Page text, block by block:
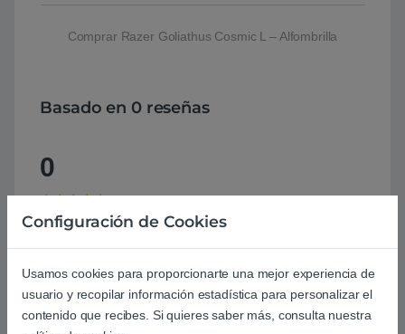
Comprar Razer Goliathus Cosmic L – Alfombrilla
Basado en 0 reseñas
0
0
0
0
Configuración de Cookies
Usamos cookies para proporcionarte una mejor experiencia de
usuario y recopilar información estadística para personalizar el
contenido que recibes. Si quieres saber más, consulta nuestra